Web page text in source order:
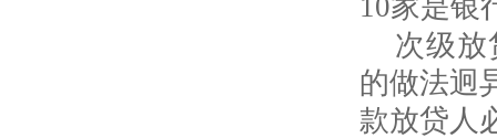
10家是银
次级放
的做法迥
款放贷人